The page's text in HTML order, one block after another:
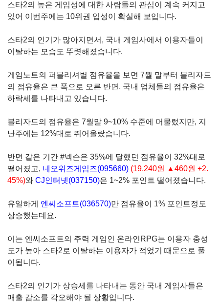
스타2의 높은 게임성에 대한 사람들의 관심이 계속 커지고
있어 이번주에는 10위권 입성이 확실해 보입니다.
스타2의 인기가 많아지면서, 국내 게임사에서 이용자들이
이탈하는 모습도 뚜렷해졌습니다.
게임노트의 퍼블리셔별 점유율을 보면 7월 말부터 블리자드
의 점유율은 큰 폭으로 오른 반면, 국내 업체들의 점유율은
하락세를 나타내고 있습니다.
블리자드의 점유율은 7월말 9~10% 수준에 머물렀지만, 지
난주에는 12%대로 뛰어올랐습니다.
반면 같은 기간 #넥슨은 35%에 달했던 점유율이 32%대로
떨어졌고, 네오위즈게임즈(095660) (19,240원 ▲460원 +2.
45%)와 CJ인터넷(037150)은 1~2% 포인트 떨어졌습니다.
유일하게 엔씨소프트(036570)만 점유율이 1% 포인트정도
상승했는데요.
이는 엔씨소프트의 주력 게임인 온라인RPG는 이용자 충성
도가 높아 스타2로 이탈하는 이용자가 적었기 때문으로 풀
이됩니다.
스타2의 인기가 상승세를 나타내는 동안 국내 게임사들은
매출 감소를 각오해야 될 상황입니다.